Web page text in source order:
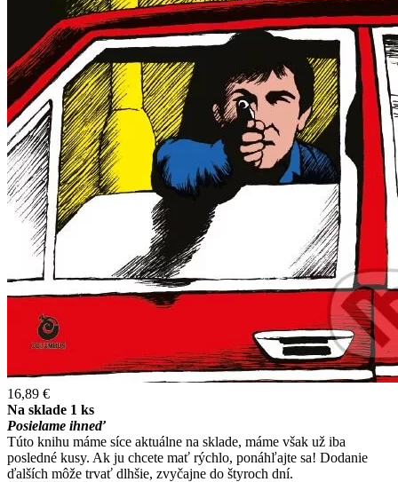
16,89 €
Na sklade 1 ks
Posielame ihneď
Túto knihu máme síce aktuálne na sklade, máme však už iba
posledné kusy. Ak ju chcete mať rýchlo, ponáhľajte sa! Dodanie
ďalších môže trvať dlhšie, zvyčajne do štyroch dní.